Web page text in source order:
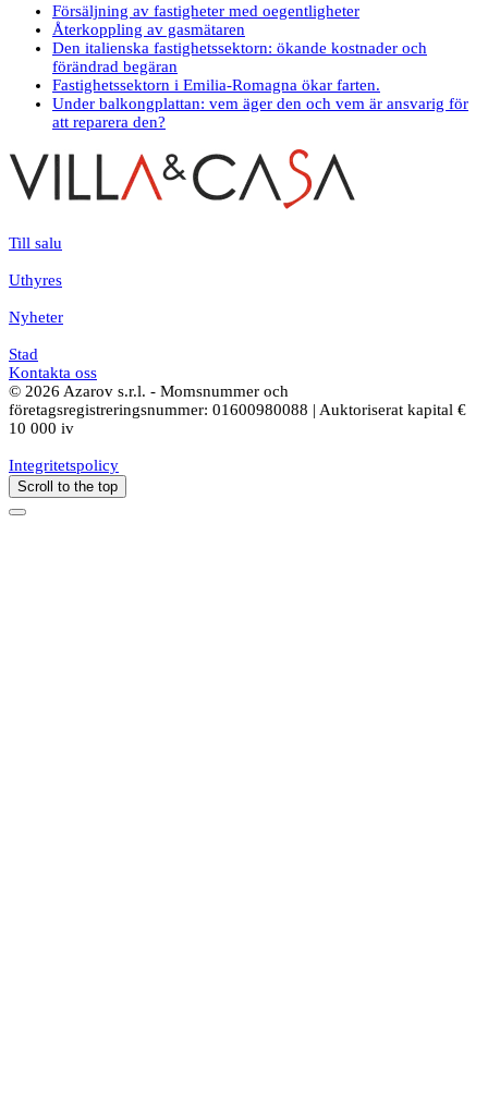
Försäljning av fastigheter med oegentligheter
Återkoppling av gasmätaren
Den italienska fastighetssektorn: ökande kostnader och
förändrad begäran
Fastighetssektorn i Emilia-Romagna ökar farten.
Under balkongplattan: vem äger den och vem är ansvarig för
att reparera den?
Till salu
Uthyres
Nyheter
Stad
Kontakta oss
© 2026 Azarov s.r.l. - Momsnummer och
företagsregistreringsnummer: 01600980088 | Auktoriserat kapital €
10 000 iv
Integritetspolicy
Scroll to the top